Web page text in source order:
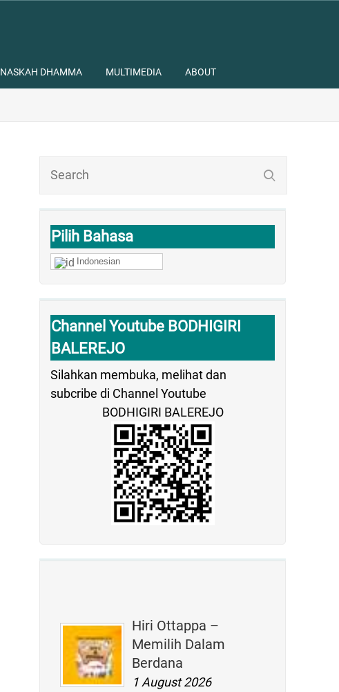
NASKAH DHAMMA MULTIMEDIA ABOUT
Pilih Bahasa
Indonesian
Channel Youtube BODHIGIRI
BALEREJO
Silahkan membuka, melihat dan
subcribe di Channel Youtube
BODHIGIRI BALEREJO
Hiri Ottappa –
Memilih Dalam
Berdana
1 August 2026